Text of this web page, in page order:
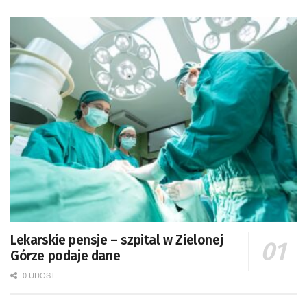
Lekarskie pensje – szpital w Zielonej
Górze podaje dane
0 UDOST.